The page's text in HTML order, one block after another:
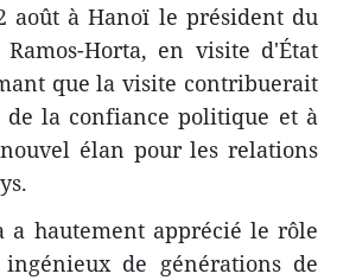
août à Hanoï le président du
Ramos-Horta, en visite d'État
que la visite contribuerait
de la confiance politique et à
élan pour les relations
a hautement apprécié le rôle
de générations de